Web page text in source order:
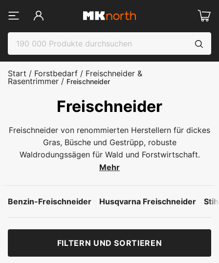
Start / Forstbedarf / Freischneider &
Rasentrimmer / Freischneider
Freischneider
Freischneider von renommierten Herstellern für dickes
Gras, Büsche und Gestrüpp, robuste
Waldrodungssägen für Wald und Forstwirtschaft.
Mehr
Benzin-Freischneider Husqvarna Freischneider
FILTERN UND SORTIEREN